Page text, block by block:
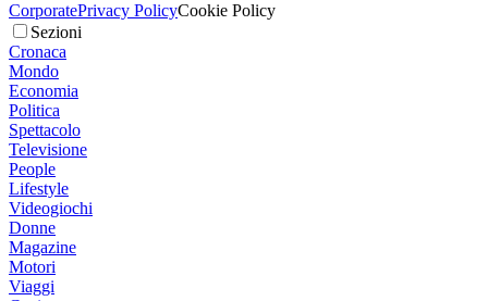
CorporatePrivacy PolicyCookie Policy
Sezioni
Cronaca
Mondo
Economia
Politica
Spettacolo
Televisione
People
Lifestyle
Videogiochi
Donne
Magazine
Motori
Viaggi